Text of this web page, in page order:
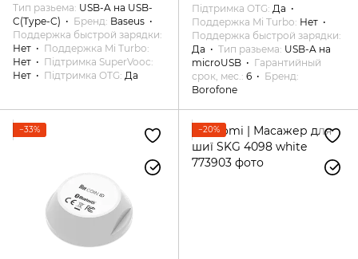
Тип разьема USB-A на USB-
C(Type-C)
Бренд Baseus
Поддержка быстрой зарядки
Нет
Поддержка Mi Turbo
Нет
Підтримка SuperVooc
Нет
Підтримка OTG Да
Підтримка OTG Да
Поддержка Mi Turbo Нет
Поддержка быстрой зарядки
Да
Тип разьема USB-A на
microUSB
Гарантийный
срок, мес.
6
Бренд
Borofone
−33% −20%